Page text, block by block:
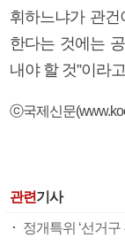
휘하느냐가 관
한다는 것에는
내야 할 것”이라
ⓒ국제신문
관련기사
정개특위 ‘선거